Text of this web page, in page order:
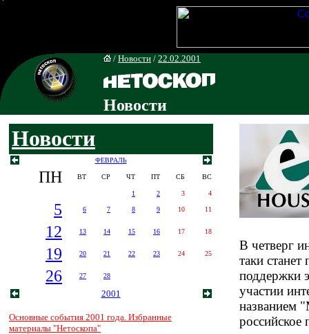
/ Новости / 22.02.2001
Новости
Новости
ФЕВРАЛЬ
ПН ВТ СР ЧТ ПТ СБ ВС
1 2 3 4
5 6 7 8 9 10 11
12 13 14 15 16 17 18
19 20 21 22 23 24 25
26 27 28
2001
Основные события 2001 года. Избранные
материалы "Нетоскопа"
В четверг
таки
поддержки
участии
названием
российское